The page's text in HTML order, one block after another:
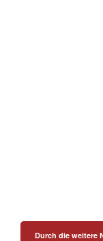
Durch die weitere